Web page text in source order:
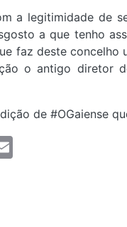
a legitimidade de
a que tenho
faz deste concelho
o antigo diretor
de #OGaiense